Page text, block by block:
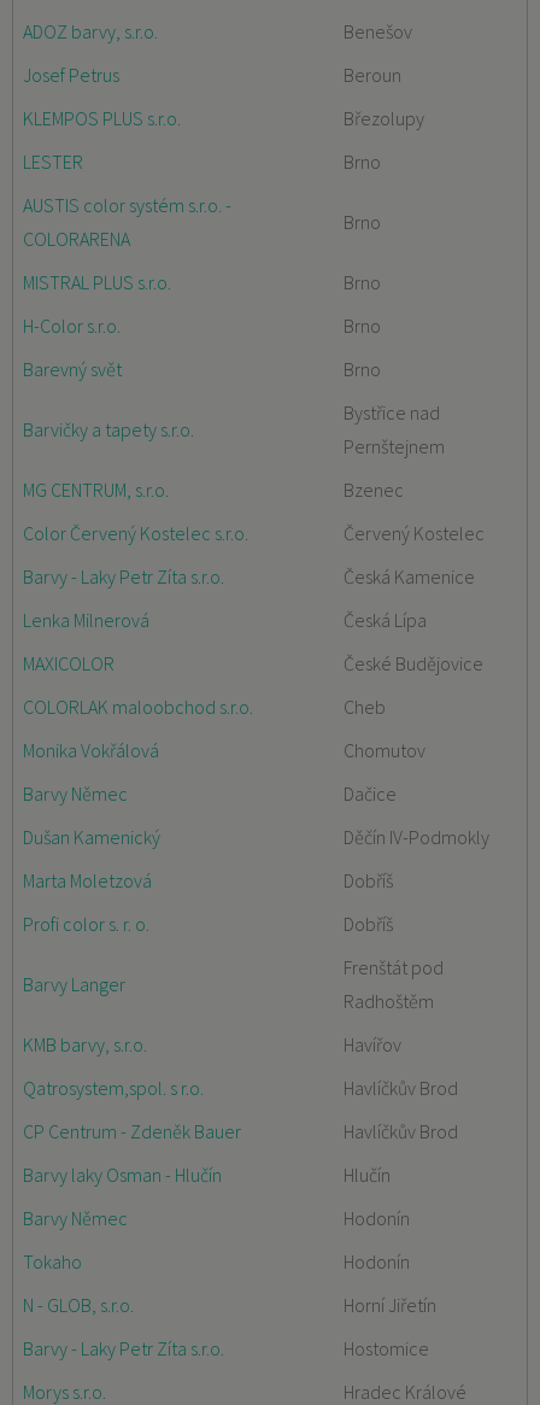
ADOZ barvy, s.r.o.
Benešov
Josef Petrus
Beroun
KLEMPOS PLUS s.r.o.
Březolupy
LESTER
Brno
AUSTIS color systém s.r.o. -
COLORARENA
Brno
MISTRAL PLUS s.r.o.
Brno
H-Color s.r.o.
Brno
Barevný svět
Brno
Barvičky a tapety s.r.o.
Bystřice nad
Pernštejnem
MG CENTRUM, s.r.o.
Bzenec
Color Červený Kostelec s.r.o.
Červený Kostelec
Barvy - Laky Petr Zíta s.r.o.
Česká Kamenice
Lenka Milnerová
Česká Lípa
MAXICOLOR
České Budějovice
COLORLAK maloobchod s.r.o.
Cheb
Monika Vokřálová
Chomutov
Barvy Němec
Dačice
Dušan Kamenický
Děčín IV-Podmokly
Marta Moletzová
Dobříš
Profi color s. r. o.
Dobříš
Barvy Langer
Frenštát pod
Radhoštěm
KMB barvy, s.r.o.
Havířov
Qatrosystem,spol. s r.o.
Havlíčkův Brod
CP Centrum - Zdeněk Bauer
Havlíčkův Brod
Barvy laky Osman - Hlučín
Hlučín
Barvy Němec
Hodonín
Tokaho
Hodonín
N - GLOB, s.r.o.
Horní Jiřetín
Barvy - Laky Petr Zíta s.r.o.
Hostomice
Morys s.r.o.
Hradec Králové